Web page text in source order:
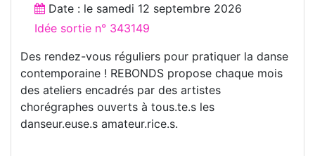
Date : le samedi 12 septembre 2026
Idée sortie n° 343149
Des rendez-vous réguliers pour pratiquer la danse
contemporaine ! REBONDS propose chaque mois
des ateliers encadrés par des artistes
chorégraphes ouverts à tous.te.s les
danseur.euse.s amateur.rice.s.